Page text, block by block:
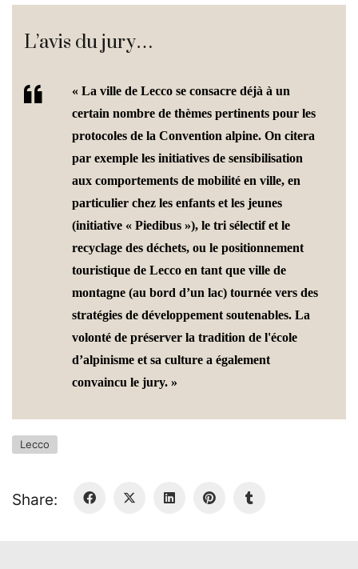
L’avis du jury…
« La ville de Lecco se consacre déjà à un
certain nombre de thèmes pertinents pour les
protocoles de la Convention alpine. On citera
par exemple les initiatives de sensibilisation
aux comportements de mobilité en ville, en
particulier chez les enfants et les jeunes
(initiative « Piedibus »), le tri sélectif et le
recyclage des déchets, ou le positionnement
touristique de Lecco en tant que ville de
montagne (au bord d’un lac) tournée vers des
stratégies de développement soutenables. La
volonté de préserver la tradition de l'école
d’alpinisme et sa culture a également
convaincu le jury. »
Lecco
Share: